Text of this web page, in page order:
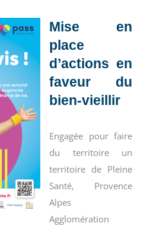
Mise en
place
d’actions en
faveur du
bien-vieillir
Engagée pour faire
du territoire un
territoire de Pleine
Santé, Provence
Alpes
Agglomération